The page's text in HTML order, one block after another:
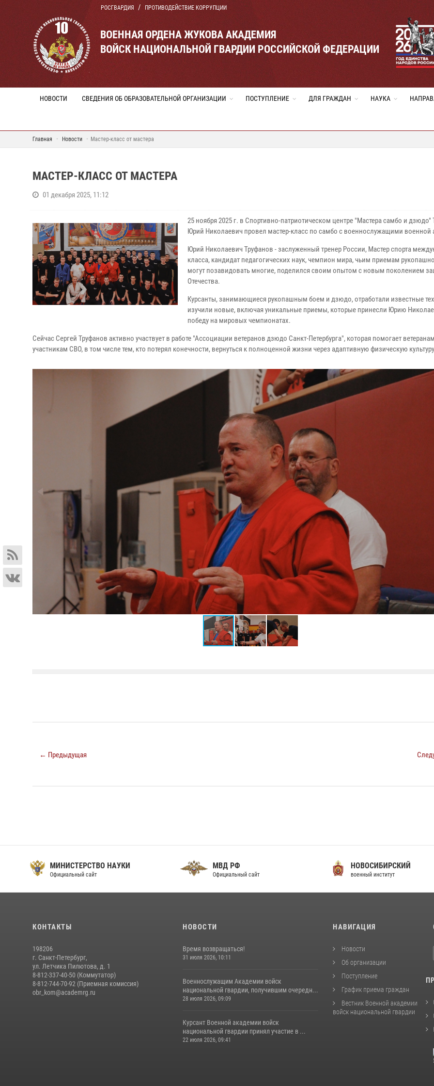
РОСГВАРДИЯ ПРОТИВОДЕЙСТВИЕ КОРРУПЦИИ
ВОЕННАЯ ОРДЕНА ЖУКОВА АКАДЕМИЯ
ВОЙСК НАЦИОНАЛЬНОЙ ГВАРДИИ РОССИЙСКОЙ ФЕДЕРАЦИИ
НОВОСТИ СВЕДЕНИЯ ОБ ОБРАЗОВАТЕЛЬНОЙ ОРГАНИЗАЦИИ ПОСТУПЛЕНИЕ ДЛЯ ГРАЖДАН НАУКА
Главная Новости Мастер-класс от мастера
МАСТЕР-КЛАСС ОТ МАСТЕРА
01 декабря 2025, 11:12
25 ноября 2025 г. в Спортивно-патриотическом центре "Мастера самбо и дзюдо"
Юрий Николаевич провел мастер-класс по самбо с военнослужащими военной
Юрий Николаевич Труфанов - заслуженный тренер России, Мастер спорта
класса, кандидат педагогических наук, чемпион мира, чьим приемам
могут позавидовать многие, поделился своим опытом с новым поколением
Отечества.
Курсанты, занимающиеся рукопашным боем и дзюдо, отработали известные
изучили новые, включая уникальные приемы, которые принесли Юрию
победу на мировых чемпионатах.
Сейчас Сергей Труфанов активно участвует в работе "Ассоциации ветеранов дзюдо Санкт-Петербурга", которая помогает
участникам СВО, в том числе тем, кто потерял конечности, вернуться к полноценной жизни через адаптивную физическую
← Предыдущая
МИНИСТЕРСТВО НАУКИ
Официальный сайт
МВД РФ
Официальный сайт
НОВОСИБИРСКИЙ
военный институт
КОНТАКТЫ
198206
г. Санкт-Петербург,
ул. Летчика Пилютова, д. 1
8-812-337-40-50 (Коммутатор)
8-812-744-70-92 (Приемная комиссия)
obr_kom@academrg.ru
НОВОСТИ
Время возвращаться!
31 июля 2026, 10:11
Военнослужащим Академии войск
национальной гвардии, получившим очередн...
28 июля 2026, 09:09
Курсант Военной академии войск
национальной гвардии принял участие в ...
22 июля 2026, 09:41
НАВИГАЦИЯ
Новости
Об организации
Поступление
График приема граждан
Вестник Военной академии
войск национальной гвардии